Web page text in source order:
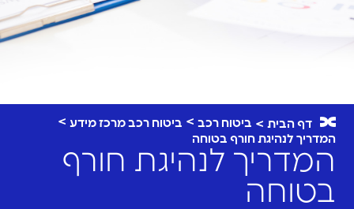
דף הבית ביטוח רכב
ביטוח רכב מרכז מידע
המדריך לנהיגת חורף בטוחה
המדריך לנהיגת חורף
בטוחה